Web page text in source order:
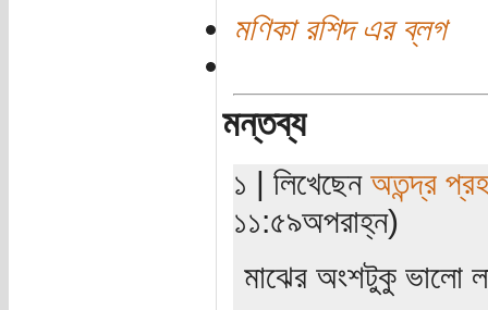
মণিকা রশিদ এর ব্লগ
মন্তব্য
১ | লিখেছেন অতন্দ্র
১১:৫৯অপরাহ্ন)
মাঝের অংশটুকু ভালো